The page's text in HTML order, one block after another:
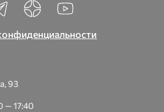
93
— 17:40